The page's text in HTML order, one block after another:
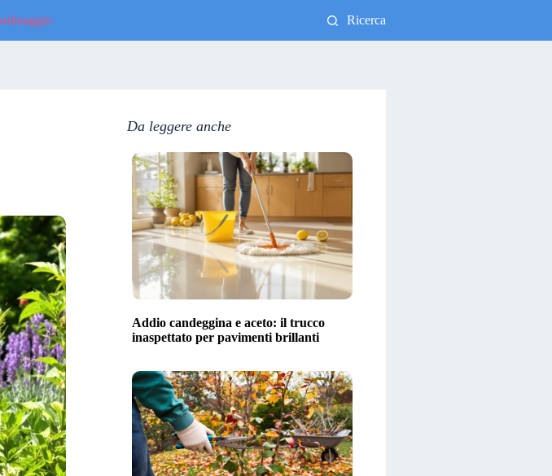
Ricerca
Da leggere anche
Addio candeggina e aceto: il trucco
inaspettato per pavimenti brillanti